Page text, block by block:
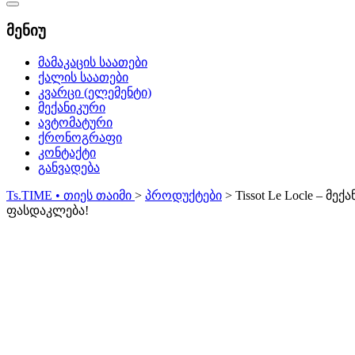
Catalog
Menu
მენიუ
მამაკაცის საათები
ქალის საათები
კვარცი (ელემენტი)
მექანიკური
ავტომატური
ქრონოგრაფი
კონტაქტი
განვადება
Ts.TIME • თიეს თაიმი > პროდუქტები > Tissot Le Locle –
ფასდაკლება!